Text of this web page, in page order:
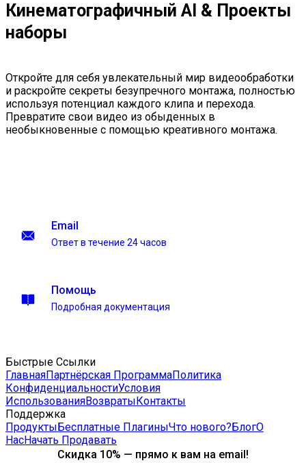
Кинематографичный AI & Проекты
наборы
Откройте для себя увлекательный мир видеообработки
и раскройте секреты безупречного монтажа, полностью
используя потенциал каждого клипа и перехода.
Превратите свои видео из обыденных в
необыкновенные с помощью креативного монтажа.
Email
Ответ в течение 24 часов
Помощь
Подробная документация
Быстрые Ссылки
ГлавнаяПартнёрская ПрограммаПолитика
КонфиденциальностиУсловия
ИспользованияВозвратыКонтакты
Поддержка
ПродуктыБесплатные ПлагиныЧто нового?БлогО
НасНачать Продавать
Скидка 10% — прямо к вам на email!